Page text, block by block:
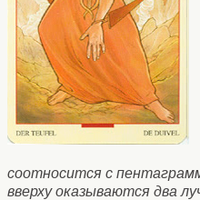
соотносится с
вверху оказываются два